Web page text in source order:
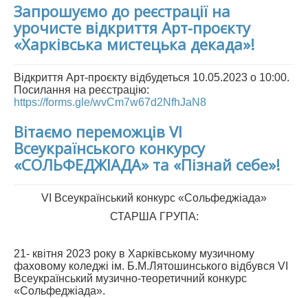
Запрошуємо до реєстрації на
урочисте відкриття Арт-проєкту
«Харківська мистецька декада»!
Відкриття Арт-проєкту відбудеться 10.05.2023 о 10:00.
Посилання на реєстрацію:
https://forms.gle/wvCm7w67d2NfhJaN8
Вітаємо переможців VI
Всеукраїнського конкурсу
«СОЛЬФЕДЖІАДА» та «Пізнай себе»!
VI Всеукраїнський конкурс «Сольфеджіада»
СТАРША ГРУПА:
21- квітня 2023 року в Харківському музичному
фаховому коледжі ім. Б.М.Лятошинського відбувся VI
Всеукраїнський музично-теоретичний конкурс
«Сольфеджіада».